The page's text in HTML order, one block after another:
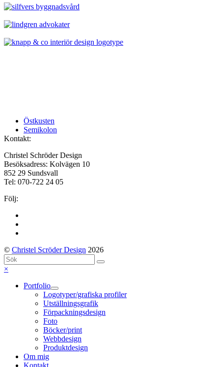
previous
post:
Östkusten
next
post:
Semikolon
Kontakt:
Christel Schröder Design
Besöksadress: Kolvägen 10
852 29 Sundsvall
Tel: 070-722 24 05
Följ:
© Christel Scröder Design 2026
Back
To
Sök
Submit
×
menuPortfolio
Logotyper/grafiska profiler
Utställningsgrafik
Förpackningsdesign
Foto
Böcker/print
Webbdesign
Produktdesign
Om mig
Kontakt